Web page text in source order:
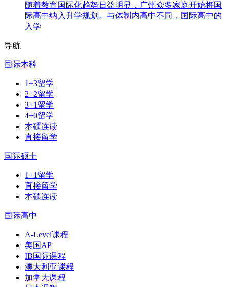
随着教育国际化趋势日益明显，广州众多家庭开始将国
际高中纳入升学规划。与体制内高中不同，国际高中的
入学
导航
国际本科
1+3留学
2+2留学
3+1留学
4+0留学
本硕连读
直接留学
国际硕士
1+1留学
直接留学
本硕连读
国际高中
A-Level课程
美国AP
IB国际课程
澳大利亚课程
加拿大课程